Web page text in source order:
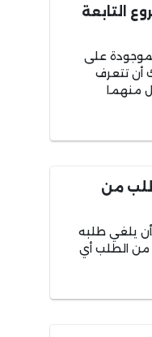
التابعة
على
أن تتعرف
منهما
من
يلغي طلبه
فقط من الطلب أي